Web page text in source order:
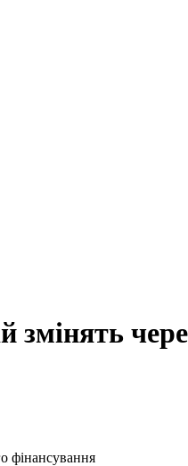
змінять
фінансування